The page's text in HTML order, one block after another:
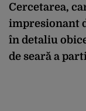
Cercetarea,
impresionant
în detaliu
de seară a